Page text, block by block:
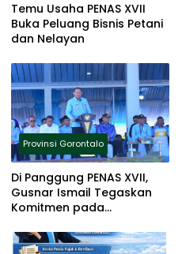
Temu Usaha PENAS XVII
Buka Peluang Bisnis Petani
dan Nelayan
Provinsi Gorontalo
Di Panggung PENAS XVII,
Gusnar Ismail Tegaskan
Komitmen pada